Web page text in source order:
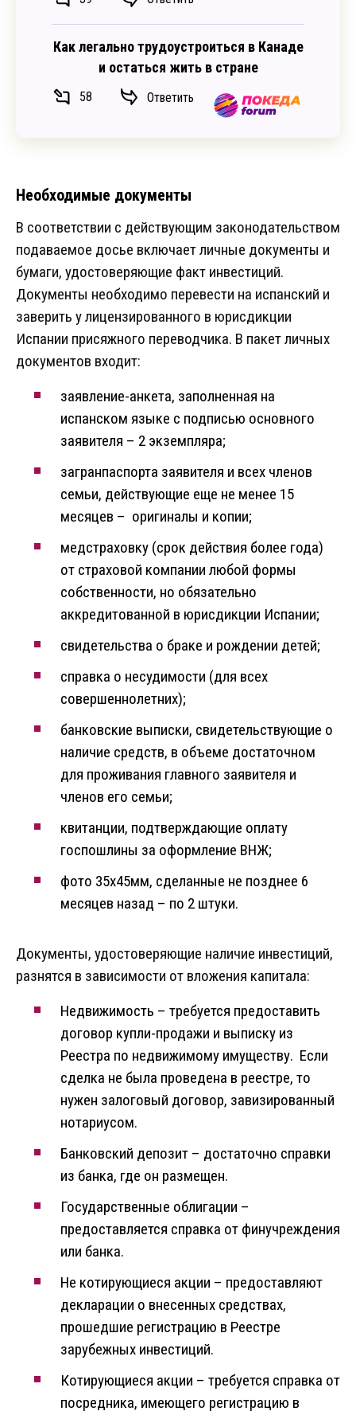
Как легально трудоустроиться в Канаде
и остаться жить в стране
58 Ответить
Необходимые документы
В соответствии с действующим законодательством
подаваемое досье включает личные документы и
бумаги, удостоверяющие факт инвестиций.
Документы необходимо перевести на испанский и
заверить у лицензированного в юрисдикции
Испании присяжного переводчика. В пакет личных
документов входит:
заявление-анкета, заполненная на
испанском языке с подписью основного
заявителя – 2 экземпляра;
загранпаспорта заявителя и всех членов
семьи, действующие еще не менее 15
месяцев – оригиналы и копии;
медстраховку (срок действия более года)
от страховой компании любой формы
собственности, но обязательно
аккредитованной в юрисдикции Испании;
свидетельства о браке и рождении детей;
справка о несудимости (для всех
совершеннолетних);
банковские выписки, свидетельствующие о
наличие средств, в объеме достаточном
для проживания главного заявителя и
членов его семьи;
квитанции, подтверждающие оплату
госпошлины за оформление ВНЖ;
фото 35х45мм, сделанные не позднее 6
месяцев назад – по 2 штуки.
Документы, удостоверяющие наличие инвестиций,
разнятся в зависимости от вложения капитала:
Недвижимость – требуется предоставить
договор купли-продажи и выписку из
Реестра по недвижимому имуществу. Если
сделка не была проведена в реестре, то
нужен залоговый договор, завизированный
нотариусом.
Банковский депозит – достаточно справки
из банка, где он размещен.
Государственные облигации –
предоставляется справка от финучреждения
или банка.
Не котирующиеся акции – предоставляют
декларации о внесенных средствах,
прошедшие регистрацию в Реестре
зарубежных инвестиций.
Котирующиеся акции – требуется справка от
посредника, имеющего регистрацию в